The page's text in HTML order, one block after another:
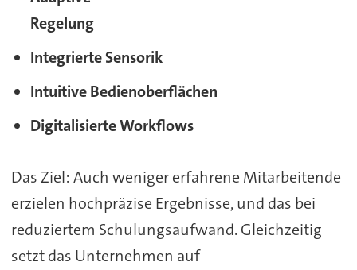
Regelung
Integrierte Sensorik
Intuitive Bedienoberflächen
Digitalisierte Workflows
Das Ziel: Auch weniger erfahrene Mitarbeitende
erzielen hochpräzise Ergebnisse, und das bei
reduziertem Schulungsaufwand. Gleichzeitig
setzt das Unternehmen auf